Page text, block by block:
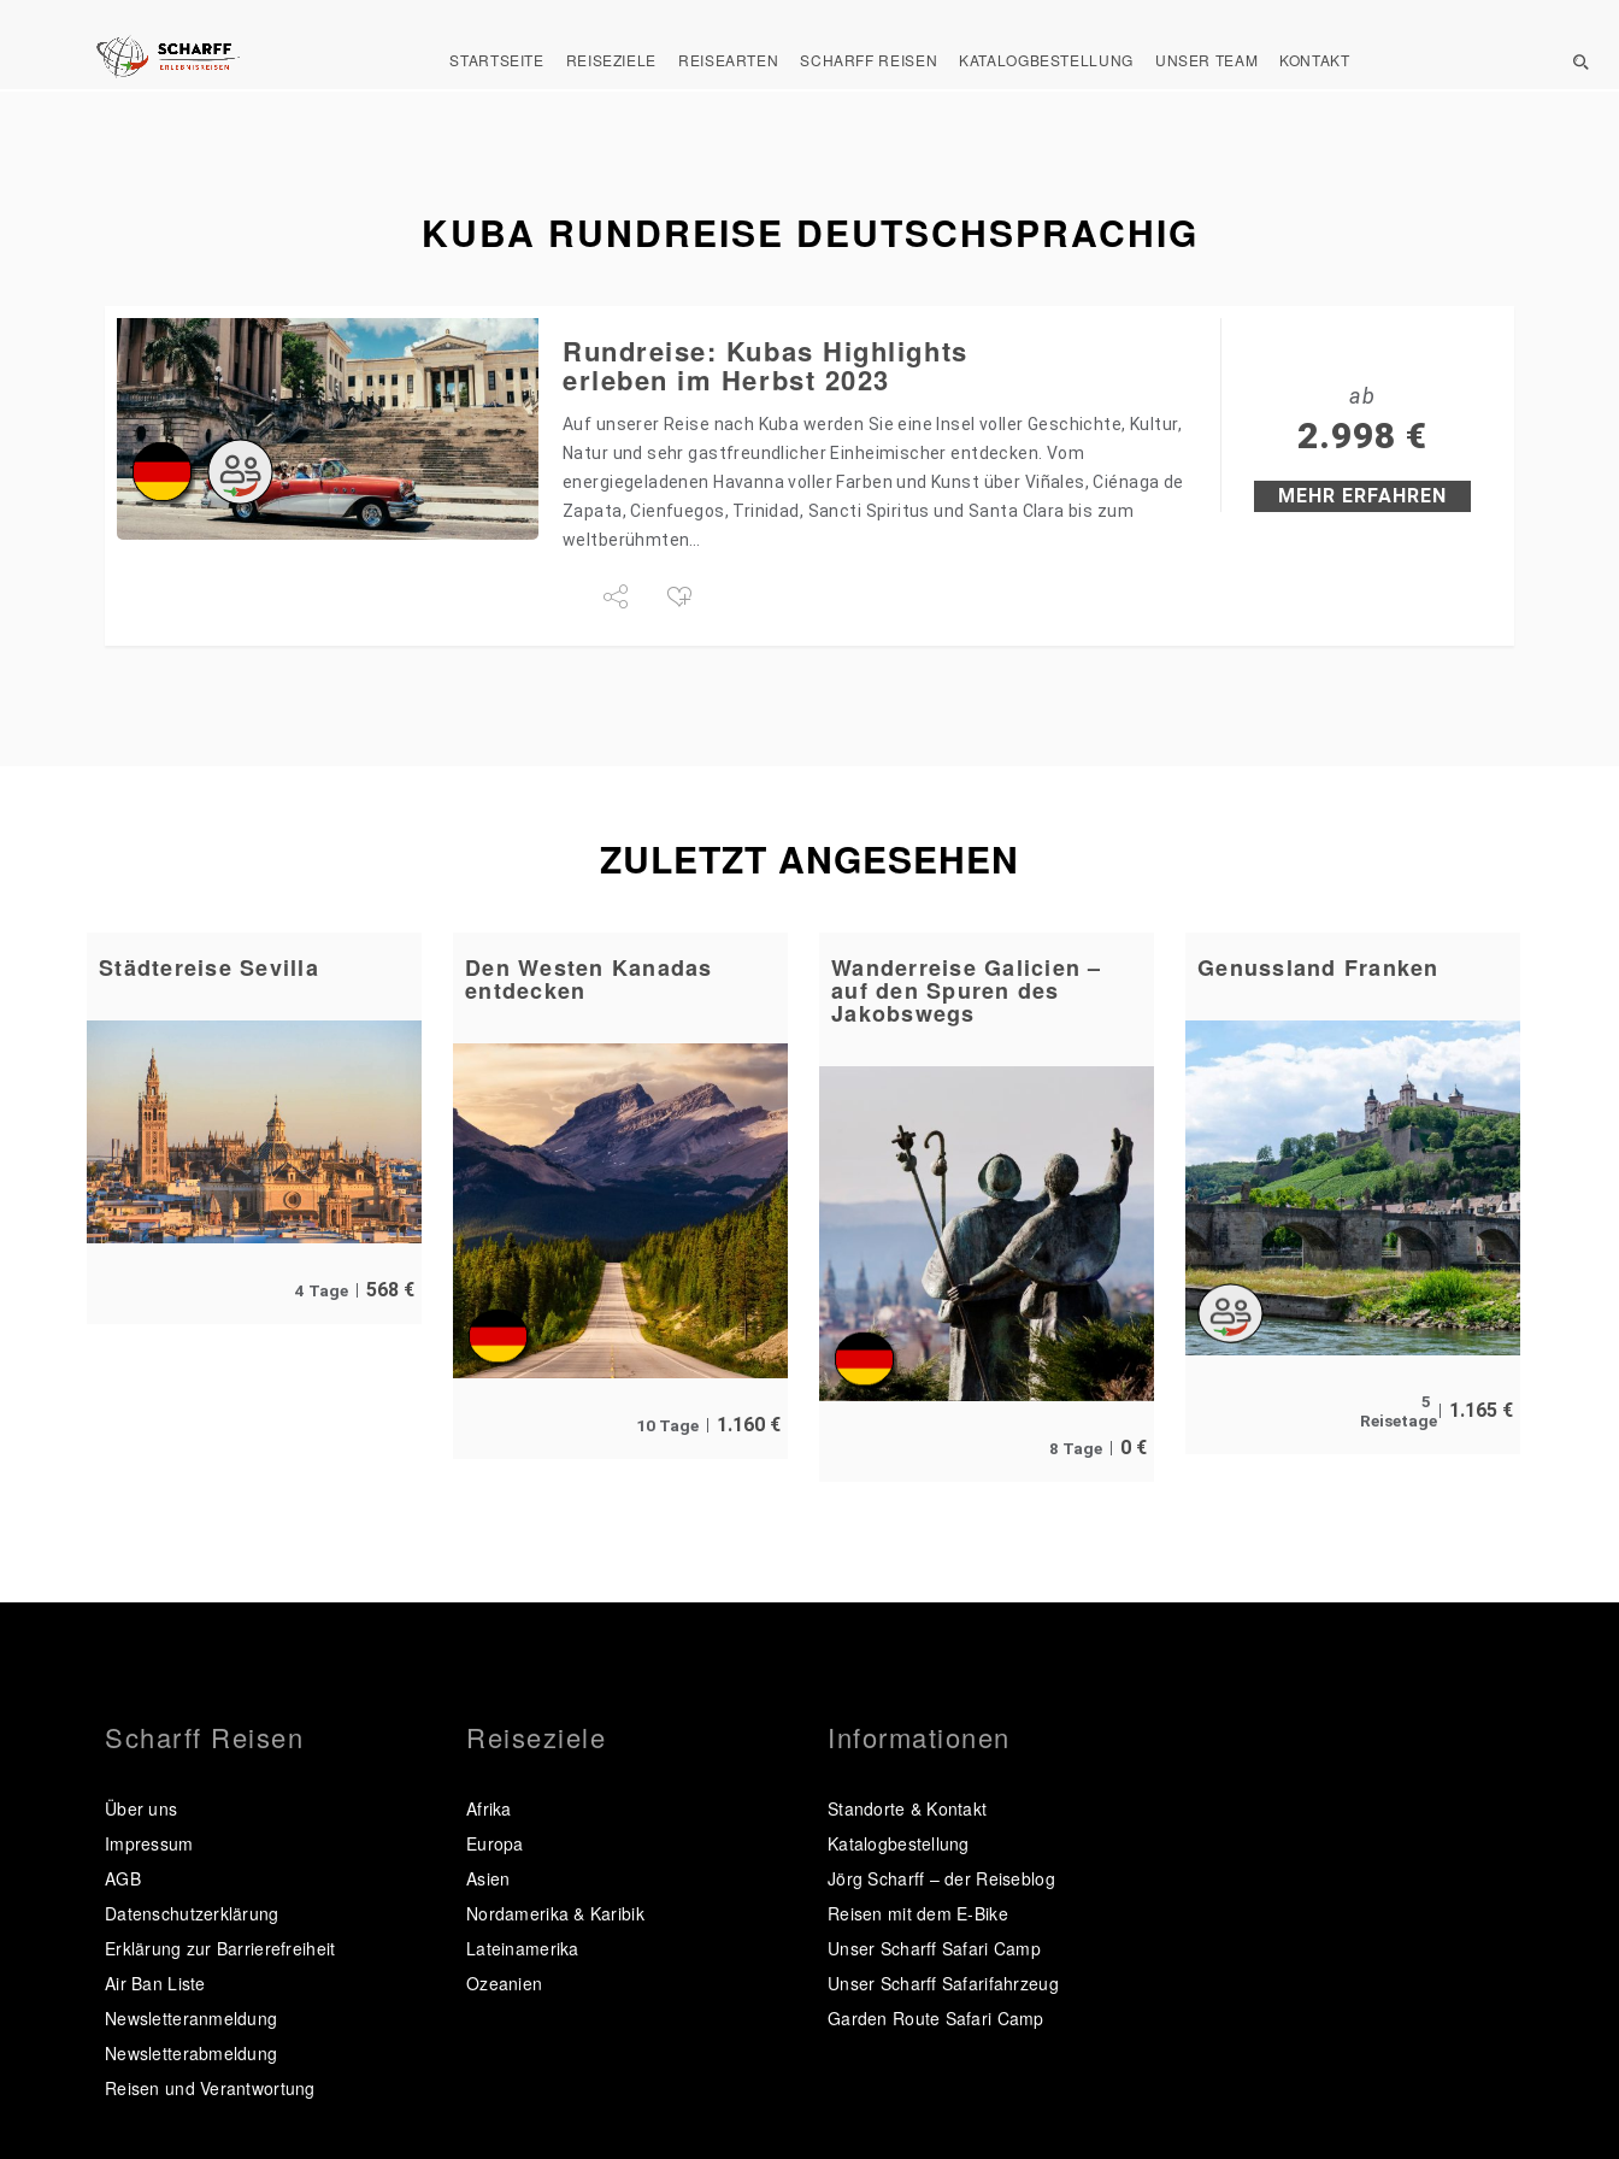
STARTSEITE REISEZIELE REISEARTEN SCHARFF REISEN KATALOGBESTELLUNG UNSER TEAM KONTAKT
KUBA RUNDREISE DEUTSCHSPRACHIG
Rundreise: Kubas Highlights
erleben im Herbst 2023
Auf unserer Reise nach Kuba werden Sie eine Insel voller Geschichte, Kultur,
Natur und sehr gastfreundlicher Einheimischer entdecken. Vom
energiegeladenen Havanna voller Farben und Kunst über Viñales, Ciénaga de
Zapata, Cienfuegos, Trinidad, Sancti Spiritus und Santa Clara bis zum
weltberühmten…
ab
2.998 €
MEHR ERFAHREN
ZULETZT ANGESEHEN
Städtereise Sevilla
4 Tage 568 €
Den Westen Kanadas
entdecken
10 Tage 1.160 €
Wanderreise Galicien –
auf den Spuren des
Jakobswegs
8 Tage 0 €
Genussland Franken
5
Reisetage
1.165 €
Scharff Reisen
Über uns
Impressum
AGB
Datenschutzerklärung
Erklärung zur Barrierefreiheit
Air Ban Liste
Newsletteranmeldung
Newsletterabmeldung
Reisen und Verantwortung
Reiseziele
Afrika
Europa
Asien
Nordamerika & Karibik
Lateinamerika
Ozeanien
Informationen
Standorte & Kontakt
Katalogbestellung
Jörg Scharff – der Reiseblog
Reisen mit dem E-Bike
Unser Scharff Safari Camp
Unser Scharff Safarifahrzeug
Garden Route Safari Camp